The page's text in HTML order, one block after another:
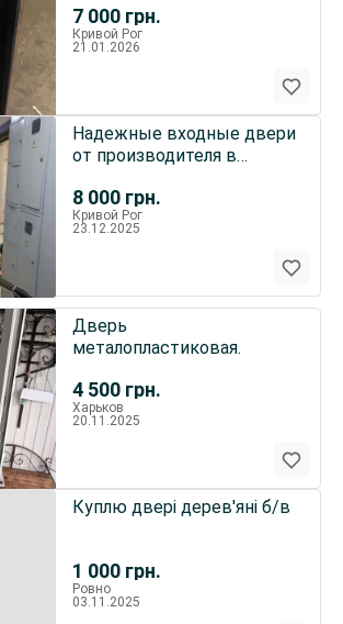
7 000 грн.
Кривой Рог
21.01.2026
8 000 грн.
Надежные входные двери
от производителя в
Кривой Рог
23.12.2025
4 500 грн.
Дверь
металопластиковая.
Харьков
20.11.2025
1 000 грн.
Куплю двері дерев'яні б/в
Ровно
03.11.2025